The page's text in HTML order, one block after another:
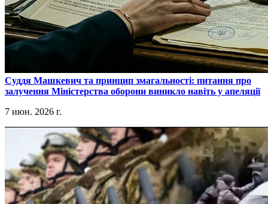
​Суддя Машкевич та принцип змагальності: питання про
залучення Міністерства оборони виникло навіть у апеляції
7 июн. 2026 г.